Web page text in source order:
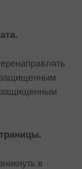
защищенным
в